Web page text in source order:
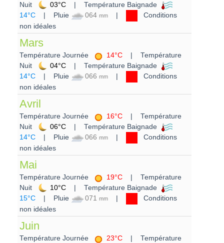
Nuit
03°C | Température Baignade
14°C | Pluie 064 mm
Conditions
non idéales
Mars
Température Journée 14°C | Température
Nuit
04°C | Température Baignade
14°C | Pluie 066 mm
Conditions
non idéales
Avril
Température Journée 16°C | Température
Nuit
06°C | Température Baignade
14°C | Pluie 066 mm
Conditions
non idéales
Mai
Température Journée 19°C | Température
Nuit
10°C | Température Baignade
15°C | Pluie 071 mm
Conditions
non idéales
Juin
Température Journée 23°C | Température